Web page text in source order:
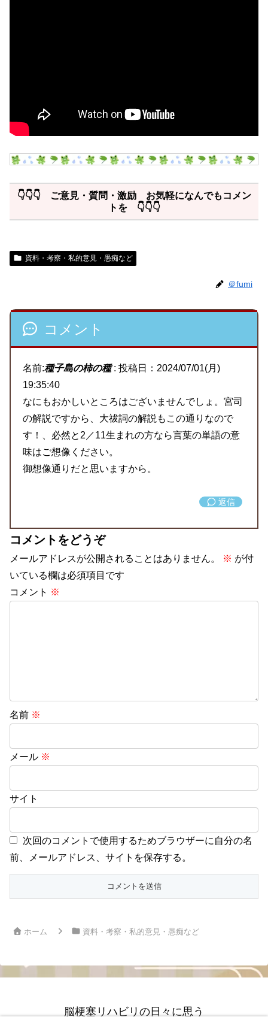
👇👇👇 ご意見・質問・激励 お気軽になんでもコメン
トを 👇👇👇
資料・考察・私的意見・愚痴など
＠fumi
コメント
名前:種子島の柿の種: 投稿日：2024/07/01(月)
19:35:40
なにもおかしいところはございませんでしょ。宮司
の解説ですから、大祓詞の解説もこの通りなので
す！、必然と2／11生まれの方なら言葉の単語の意
味はご想像ください。
御想像通りだと思いますから。
返信
コメントをどうぞ
メールアドレスが公開されることはありません。 ※ が付
いている欄は必須項目です
コメント ※
名前 ※
メール ※
サイト
次回のコメントで使用するためブラウザーに自分の名
前、メールアドレス、サイトを保存する。
ホーム 資料・考察・私的意見・愚痴など
脳梗塞リハビリの日々に思う